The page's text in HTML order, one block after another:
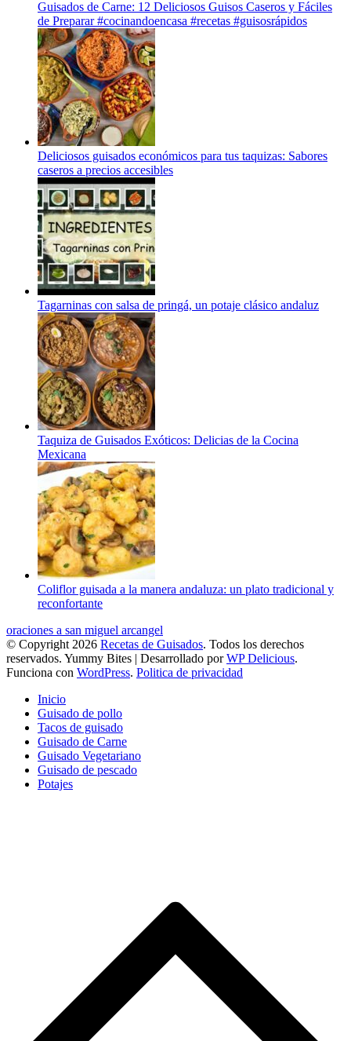
Guisados de Carne: 12 Deliciosos Guisos Caseros y Fáciles
de Preparar #cocinandoencasa #recetas #guisosrápidos
Deliciosos guisados económicos para tus taquizas: Sabores
caseros a precios accesibles
Tagarninas con salsa de pringá, un potaje clásico andaluz
Taquiza de Guisados Exóticos: Delicias de la Cocina
Mexicana
Coliflor guisada a la manera andaluza: un plato tradicional y
reconfortante
oraciones a san miguel arcangel
© Copyright 2026 Recetas de Guisados. Todos los derechos
reservados. Yummy Bites | Desarrollado porWP Delicious.
Funciona con WordPress. Politica de privacidad
Inicio
Guisado de pollo
Tacos de guisado
Guisado de Carne
Guisado Vegetariano
Guisado de pescado
Potajes